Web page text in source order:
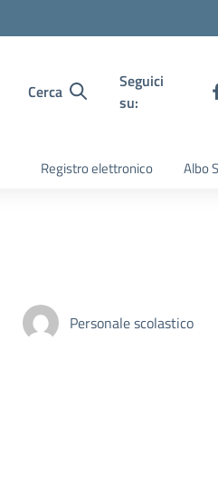
Cerca
Seguici
su:
Registro elettronico Albo
Personale scolastico